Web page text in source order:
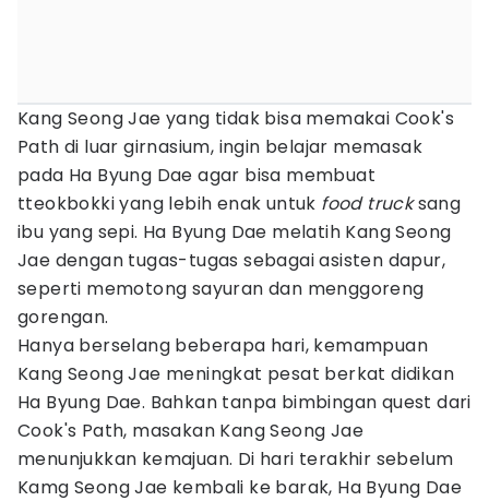
Kang Seong Jae yang tidak bisa memakai Cook's
Path di luar girnasium, ingin belajar memasak
pada Ha Byung Dae agar bisa membuat
tteokbokki yang lebih enak untuk food trucksang
ibu yang sepi. Ha Byung Dae melatih Kang Seong
Jae dengan tugas-tugas sebagai asisten dapur,
seperti memotong sayuran dan menggoreng
gorengan.
Hanya berselang beberapa hari, kemampuan
Kang Seong Jae meningkat pesat berkat didikan
Ha Byung Dae. Bahkan tanpa bimbingan quest dari
Cook's Path, masakan Kang Seong Jae
menunjukkan kemajuan. Di hari terakhir sebelum
Kamg Seong Jae kembali ke barak, Ha Byung Dae